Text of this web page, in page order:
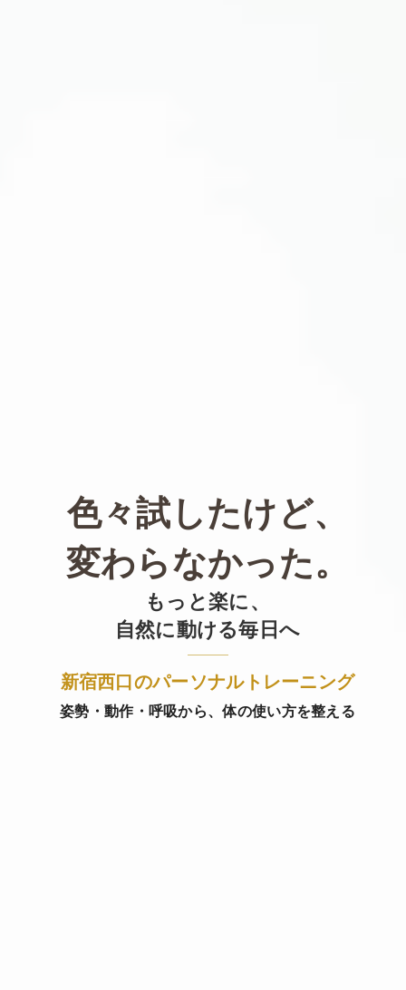
色々試したけど、
変わらなかった。
もっと楽に、
自然に動ける毎日へ
新宿西口のパーソナルトレーニング
姿勢・動作・呼吸から、体の使い方を整える